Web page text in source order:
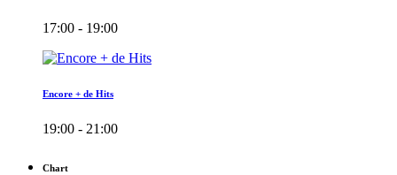
17:00 - 19:00
Encore + de Hits
19:00 - 21:00
Chart